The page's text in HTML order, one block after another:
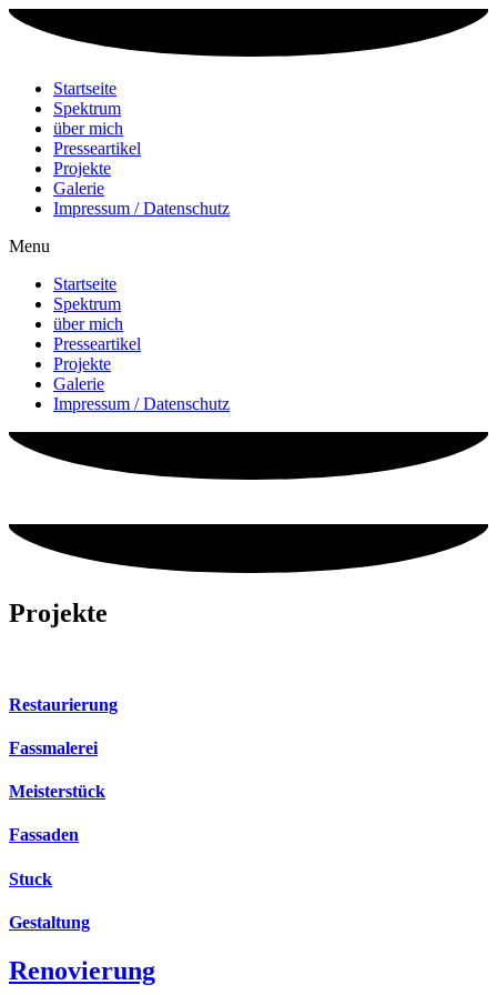
Zum
Inhalt
Startseite
Spektrum
über mich
Presseartikel
Projekte
Galerie
Impressum / Datenschutz
Menu
Startseite
Spektrum
über mich
Presseartikel
Projekte
Galerie
Impressum / Datenschutz
Projekte
Restaurierung
Fassmalerei
Meisterstück
Fassaden
Stuck
Gestaltung
Renovierung